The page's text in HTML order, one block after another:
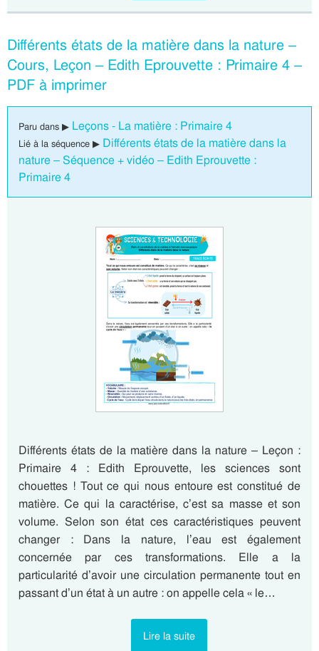
Différents états de la matière dans la nature –
Cours, Leçon – Edith Eprouvette : Primaire 4 –
PDF à imprimer
Paru dans ▶ Leçons - La matière : Primaire 4
Lié à la séquence ▶ Différents états de la matière dans la
nature – Séquence + vidéo – Edith Eprouvette :
Primaire 4
Différents états de la matière dans la nature – Leçon :
Primaire 4 : Edith Eprouvette, les sciences sont
chouettes ! Tout ce qui nous entoure est constitué de
matière. Ce qui la caractérise, c’est sa masse et son
volume. Selon son état ces caractéristiques peuvent
changer : Dans la nature, l’eau est également
concernée par ces transformations. Elle a la
particularité d’avoir une circulation permanente tout en
passant d’un état à un autre : on appelle cela « le…
Lire la suite